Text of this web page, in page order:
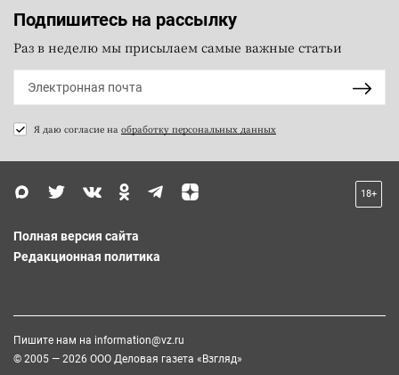
Подпишитесь на рассылку
Раз в неделю мы присылаем самые важные статьи
Я даю согласие на обработку персональных данных
18+
Полная версия сайта
Редакционная политика
Пишите нам на information@vz.ru
© 2005 — 2026 ООО Деловая газета «Взгляд»